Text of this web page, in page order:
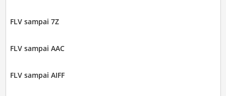
FLV sampai 7Z
FLV sampai AAC
FLV sampai AIFF